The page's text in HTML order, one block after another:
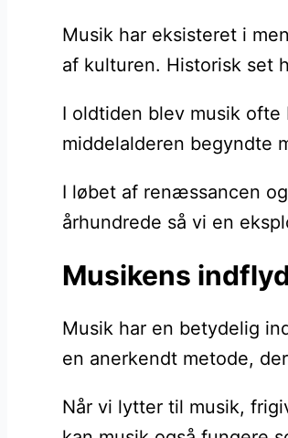
Musik har eksisteret i
af kulturen. Historisk set
I oldtiden blev musik
middelalderen begyndte
I løbet af renæssancen
århundrede så vi en
Musikens
Musik har en betydelig
en anerkendt metode,
Når vi lytter til musik,